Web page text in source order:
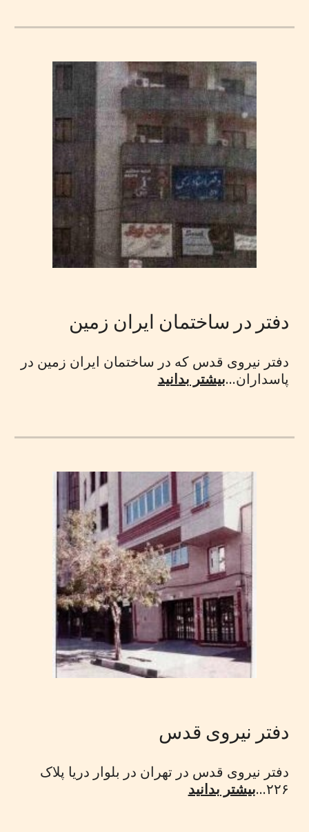
دفتر در ساختمان ایران زمین
دفتر نیروی قدس که در ساختمان ایران زمین در
پاسداران...بیشتر بدانید
دفتر نیروی قدس
دفتر نیروی قدس در تهران در بلوار دریا پلاک
۲۲۶...
بیشتر بدانید